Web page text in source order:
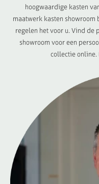
hoogwaardige kasten
maatwerk kasten
regelen het voor u. Vind de
showroom voor een
collectie online.